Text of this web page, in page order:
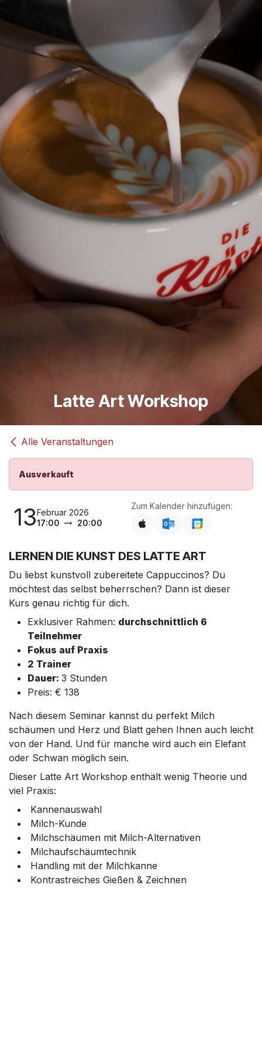
Latte Art Workshop
Alle Veranstaltungen
Ausverkauft
13Februar 2026
17:00
20:00
Zum Kalender hinzufügen:
LERNEN DIE KUNST DES LATTE ART
Du liebst kunstvoll zubereitete Cappuccinos? Du
möchtest das selbst beherrschen? Dann ist dieser
Kurs genau richtig für dich.
Exklusiver Rahmen: durchschnittlich 6
Teilnehmer
Fokus auf Praxis
2 Trainer
Dauer: 3 Stunden
Preis: € 138
Nach diesem Seminar kannst du perfekt Milch
schäumen und Herz und Blatt gehen Ihnen auch leicht
von der Hand. Und für manche wird auch ein Elefant
oder Schwan möglich sein.
Dieser Latte Art Workshop enthält wenig Theorie und
viel Praxis:
Kannenauswahl
Milch-Kunde
Milchschäumen mit Milch-Alternativen
Milchaufschäumtechnik
Handling mit der Milchkanne
Kontrastreiches Gießen & Zeichnen